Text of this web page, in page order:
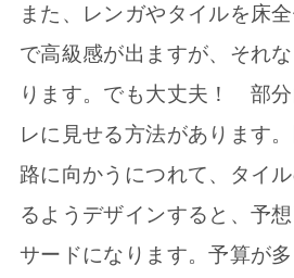
また、レンガやタイルを床
で高級感が出ますが、それ
ります。でも大丈夫！ 部分
レに見せる方法があります
路に向かうにつれて、タイ
るようデザインすると、予
サードになります。予算が